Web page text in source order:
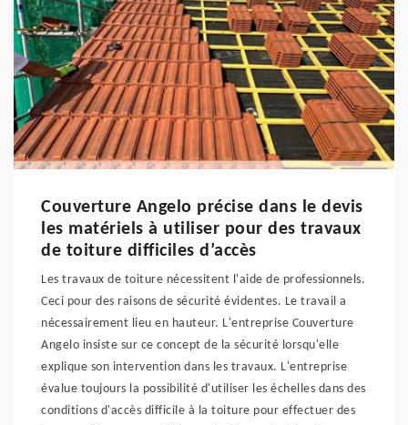
Couverture Angelo précise dans le devis
les matériels à utiliser pour des travaux
de toiture difficiles d’accès
Les travaux de toiture nécessitent l'aide de professionnels.
Ceci pour des raisons de sécurité évidentes. Le travail a
nécessairement lieu en hauteur. L'entreprise Couverture
Angelo insiste sur ce concept de la sécurité lorsqu'elle
explique son intervention dans les travaux. L'entreprise
évalue toujours la possibilité d'utiliser les échelles dans des
conditions d'accès difficile à la toiture pour effectuer des